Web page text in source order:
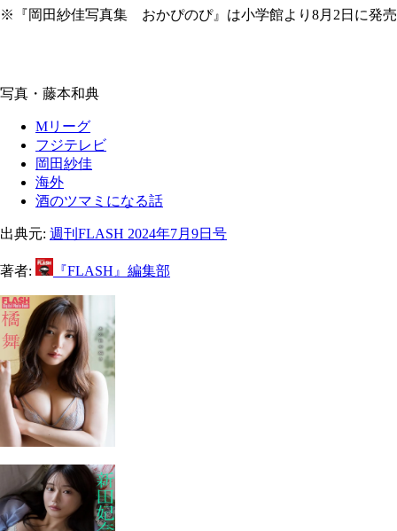
※『岡田紗佳写真集 おかぴのぴ』は小学館より8月2日に発売
写真・藤本和典
Mリーグ
フジテレビ
岡田紗佳
海外
酒のツマミになる話
出典元: 週刊FLASH 2024年7月9日号
著者: 『FLASH』編集部